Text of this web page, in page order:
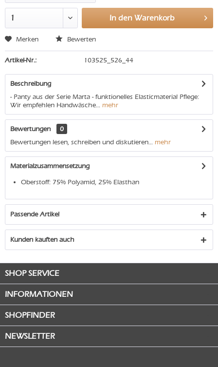
In den Warenkorb
Merken Bewerten
Artikel-Nr.: 103525_526_44
Beschreibung
- Panty aus der Serie Marta - funktionelles Elasticmaterial Pflege:
Wir empfehlen Handwäsche... mehr
Bewertungen
0
Bewertungen lesen, schreiben und diskutieren... mehr
Materialzusammensetzung
Oberstoff: 75% Polyamid, 25% Elasthan
Passende Artikel
Kunden kauften auch
SHOP SERVICE
INFORMATIONEN
SHOPFINDER
NEWSLETTER